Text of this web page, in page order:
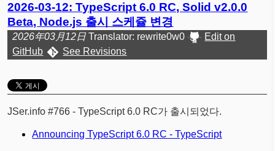
2026-03-12: TypeScript 6.0 RC, Solid v2.0.0
Beta, Node.js 출시 스케쥴 변경
2026年03月12日 Translator: rewrite0w0
Edit on
GitHub
See Revisions
JSer.info #766 - TypeScript 6.0 RC가 출시되었다.
Announcing TypeScript 6.0 RC - TypeScript